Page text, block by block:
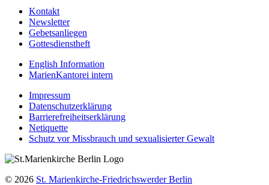
Kontakt
Newsletter
Gebetsanliegen
Gottesdienstheft
English Information
MarienKantorei intern
Impressum
Datenschutzerklärung
Barrierefreiheitserklärung
Netiquette
Schutz vor Missbrauch und sexualisierter Gewalt
© 2026 St. Marienkirche-Friedrichswerder Berlin